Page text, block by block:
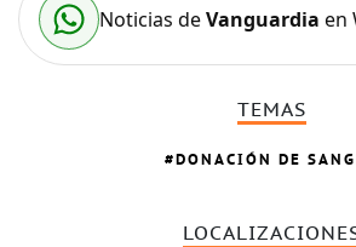
Noticias deVanguardia en
TEMAS
DONACIÓN DE